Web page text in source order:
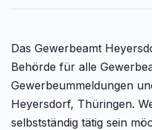
Das Gewerbeamt
Behörde für alle
Gewerbeummeldungen
Heyersdorf, Thüringen.
selbstständig tätig sein